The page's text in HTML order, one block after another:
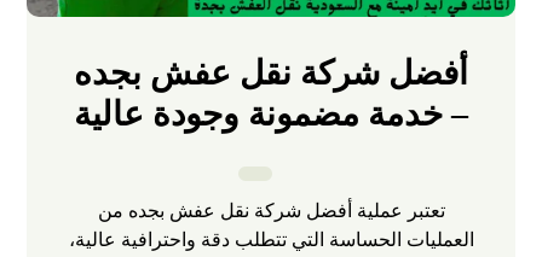
أفضل شركة نقل عفش بجده
– خدمة مضمونة وجودة عالية
تعتبر عملية أفضل شركة نقل عفش بجده من
العمليات الحساسة التي تتطلب دقة واحترافية عالية،